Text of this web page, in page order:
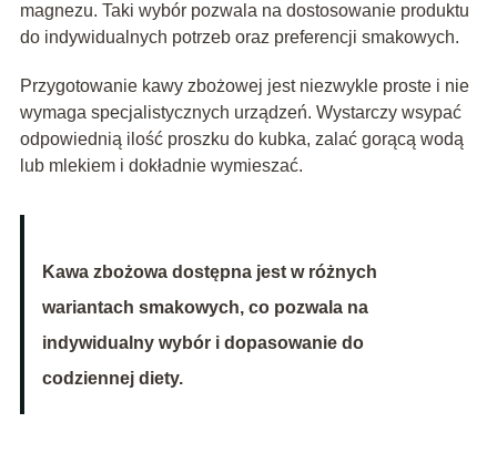
magnezu. Taki wybór pozwala na dostosowanie produktu
do indywidualnych potrzeb oraz preferencji smakowych.
Przygotowanie kawy zbożowej jest niezwykle proste i nie
wymaga specjalistycznych urządzeń. Wystarczy wsypać
odpowiednią ilość proszku do kubka, zalać gorącą wodą
lub mlekiem i dokładnie wymieszać.
Kawa zbożowa dostępna jest w różnych
wariantach smakowych, co pozwala na
indywidualny wybór i dopasowanie do
codziennej diety.